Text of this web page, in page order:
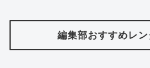
編集部おすすめレ